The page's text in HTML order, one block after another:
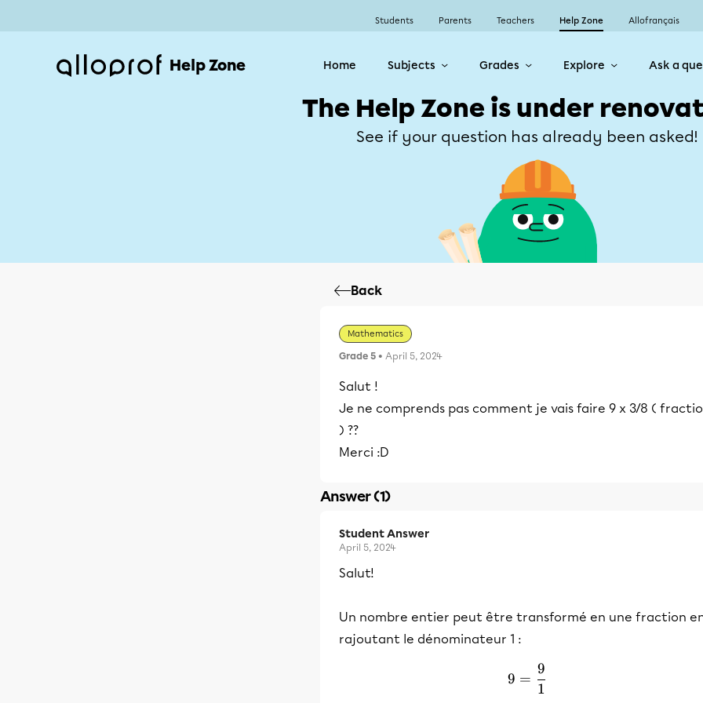
Students Parents Teachers Help Zone Allofrançais
Help Zone Home Subjects Grades Explore Ask a
The Help Zone is under
See if your question has already been asked!
Back
Mathematics
Grade 5 • April 5, 2024
Salut !
Je ne comprends pas comment je vais faire 9 x 3/8 (
) ??
Merci :D
Answer (1)
Student Answer
April 5, 2024
Salut!
Un nombre entier peut être transformé en une fraction
rajoutant le dénominateur 1 :
9 = \frac{9}{1}
9 =
1
9